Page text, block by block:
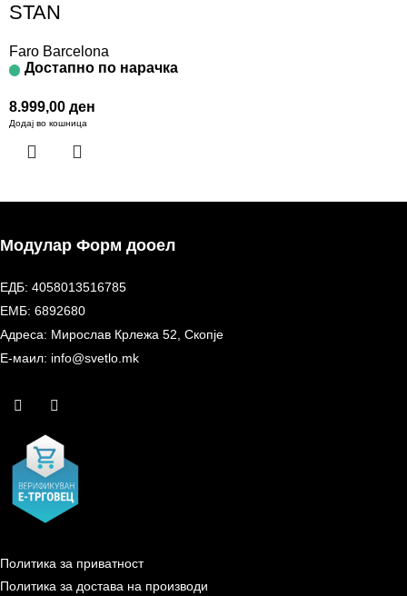
STAN
Faro Barcelona
Достапно по нарачка
8.999,00 ден
Додај во кошница
Модулар Форм дооел
ЕДБ: 4058013516785
ЕМБ: 6892680
Адреса: Мирослав Крлежа 52, Скопје
Е-маил: info@svetlo.mk
Политика за приватност
Политика за достава на производи